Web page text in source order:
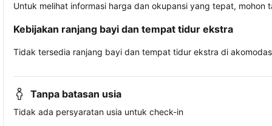
Untuk melihat informasi harga dan okupansi yang tepat,
Kebijakan ranjang bayi dan tempat tidur ekstra
Tidak tersedia ranjang bayi dan tempat tidur ekstra di
Tanpa batasan usia
Tidak ada persyaratan usia untuk check-in